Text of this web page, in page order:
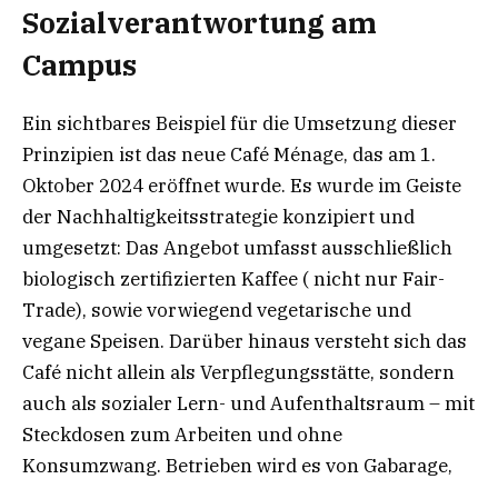
Sozialverantwortung am
Campus
Ein sichtbares Beispiel für die Umsetzung dieser
Prinzipien ist das neue Café Ménage, das am 1.
Oktober 2024 eröffnet wurde. Es wurde im Geiste
der Nachhaltigkeitsstrategie konzipiert und
umgesetzt: Das Angebot umfasst ausschließlich
biologisch zertifizierten Kaffee ( nicht nur Fair-
Trade), sowie vorwiegend vegetarische und
vegane Speisen. Darüber hinaus versteht sich das
Café nicht allein als Verpflegungsstätte, sondern
auch als sozialer Lern- und Aufenthaltsraum – mit
Steckdosen zum Arbeiten und ohne
Konsumzwang. Betrieben wird es von Gabarage,